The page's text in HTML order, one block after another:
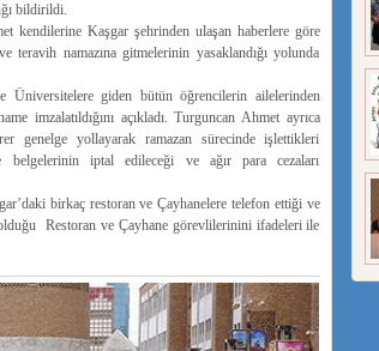
bildirildi.
kendilerine Kaşgar şehrinden ulaşan haberlere göre
teravih namazına gitmelerinin yasaklandığı yolunda
giden bütün öğrencilerin ailelerinden
imzalatıldığını açıkladı. Turguncan Ahmet ayrıca
genelge yollayarak ramazan sürecinde işlettikleri
belgelerinin iptal edileceği ve ağır para cezaları
birkaç restoran ve Çayhanelere telefon ettiği ve
Restoran ve Çayhane görevlilerinini ifadeleri ile